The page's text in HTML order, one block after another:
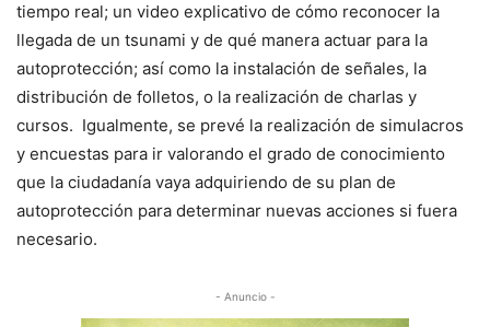
tiempo real; un video explicativo de cómo reconocer la
llegada de un tsunami y de qué manera actuar para la
autoprotección; así como la instalación de señales, la
distribución de folletos, o la realización de charlas y
cursos. Igualmente, se prevé la realización de simulacros
y encuestas para ir valorando el grado de conocimiento
que la ciudadanía vaya adquiriendo de su plan de
autoprotección para determinar nuevas acciones si fuera
necesario.
- Anuncio -